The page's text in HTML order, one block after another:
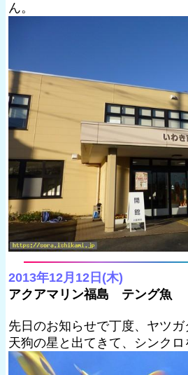
ん。
2013年12月12日(木)
アクアマリン福島 テング魚
先日のお知らせで丁度、ヤツ
天狗の星と出てきて、シンクロ